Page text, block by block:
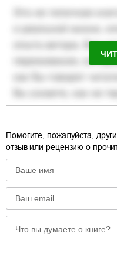
Помогите, пожалуйста,
отзыв или рецензию о